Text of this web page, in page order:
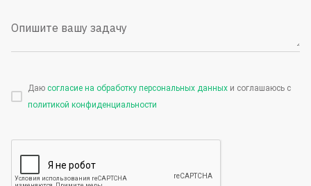
Опишите вашу задачу
Даю согласие на обработку персональных данных и соглашаюсь с
политикой конфиденциальности